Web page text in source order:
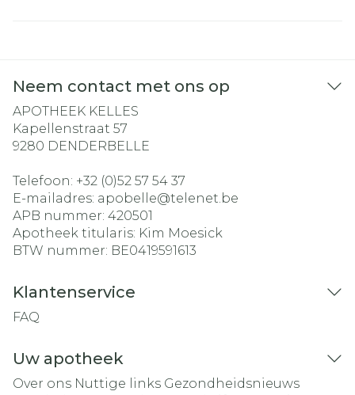
Neem contact met ons op
APOTHEEK KELLES
Kapellenstraat 57
9280 DENDERBELLE
Telefoon: +32 (0)52 57 54 37
E-mailadres: apobelle@telenet.be
APB nummer: 420501
Apotheek titularis: Kim Moesick
BTW nummer: BE0419591613
Klantenservice
FAQ
Uw apotheek
Over ons Nuttige links Gezondheidsnieuws